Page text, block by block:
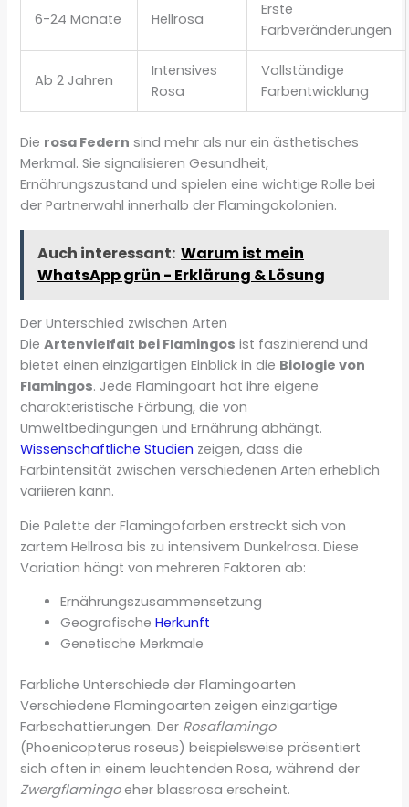
6-24 Monate Hellrosa
Erste
Farbveränderungen
Ab 2 Jahren
Intensives
Rosa
Vollständige
Farbentwicklung
Die rosa Federn sind mehr als nur ein ästhetisches
Merkmal. Sie signalisieren Gesundheit,
Ernährungszustand und spielen eine wichtige Rolle bei
der Partnerwahl innerhalb der Flamingokolonien.
Auch interessant: Warum ist mein
WhatsApp grün - Erklärung & Lösung
Der Unterschied zwischen Arten
DieArtenvielfalt bei Flamingos ist faszinierend und
bietet einen einzigartigen Einblick in die Biologie von
Flamingos. Jede Flamingoart hat ihre eigene
charakteristische Färbung, die von
Umweltbedingungen und Ernährung abhängt.
Wissenschaftliche Studien zeigen, dass die
Farbintensität zwischen verschiedenen Arten erheblich
variieren kann.
Die Palette der Flamingofarben erstreckt sich von
zartem Hellrosa bis zu intensivem Dunkelrosa. Diese
Variation hängt von mehreren Faktoren ab:
Ernährungszusammensetzung
GeografischeHerkunft
Genetische Merkmale
Farbliche Unterschiede der Flamingoarten
Verschiedene Flamingoarten zeigen einzigartige
Farbschattierungen. Der Rosaflamingo
(Phoenicopterus roseus) beispielsweise präsentiert
sich often in einem leuchtenden Rosa, während der
Zwergflamingoeher blassrosa erscheint.